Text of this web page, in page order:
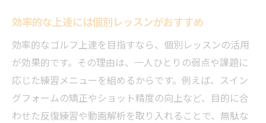
効率的な上達には個別レッスンがおすすめ
効率的なゴルフ上達を目指すなら、個別レッスンの活用
が効果的です。その理由は、一人ひとりの弱点や課題に
応じた練習メニューを組めるからです。例えば、スイン
グフォームの矯正やショット精度の向上など、目的に合
わせた反復練習や動画解析を取り入れることで、無駄な